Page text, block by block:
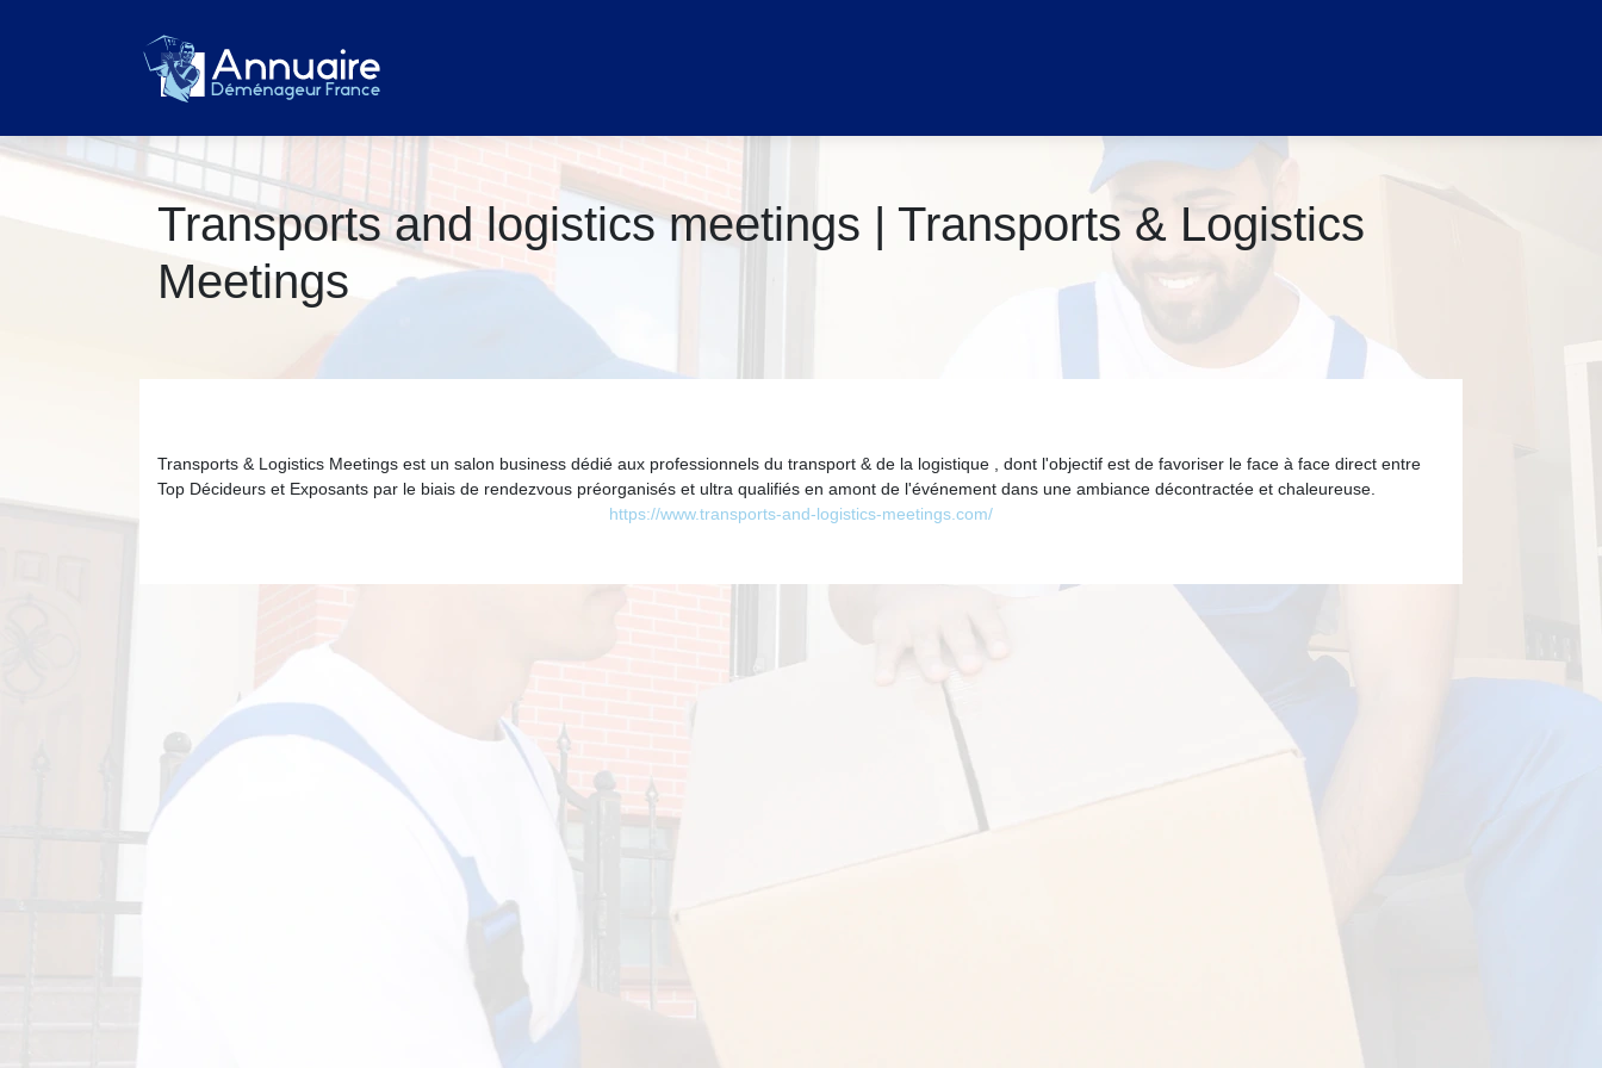
Transports and logistics meetings | Transports & Logistics
Meetings
Transports & Logistics Meetings est un salon business dédié aux professionnels du transport & de la logistique , dont l'objectif est de favoriser le face à face direct entre
Top Décideurs et Exposants par le biais de rendezvous préorganisés et ultra qualifiés en amont de l'événement dans une ambiance décontractée et chaleureuse.
https://www.transports-and-logistics-meetings.com/